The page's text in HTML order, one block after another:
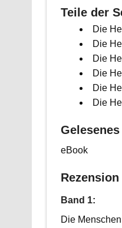
Teile der
Die
Die
Die
Die
Die
Die
eBook
Band 1:
Die